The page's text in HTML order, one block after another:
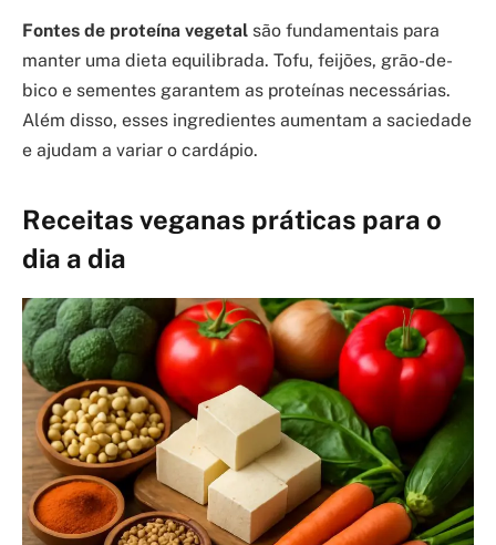
Fontes de proteína vegetal são fundamentais para
manter uma dieta equilibrada. Tofu, feijões, grão-de-
bico e sementes garantem as proteínas necessárias.
Além disso, esses ingredientes aumentam a saciedade
e ajudam a variar o cardápio.
Receitas veganas práticas para o
dia a dia